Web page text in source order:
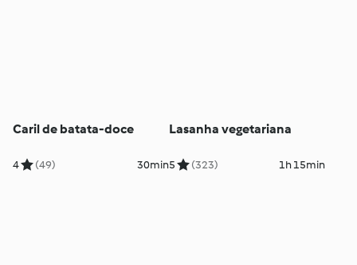
Caril de batata-doce
4 (49) 30min
Lasanha vegetariana
5 (323) 1h 15min